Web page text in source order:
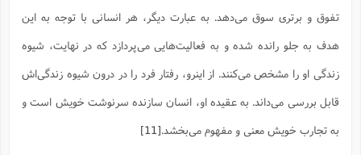
تفوق و برتری سوق می‌دهد. به عبارت دیگر، هر انسانی با توجه به این
هدف به جلو رانده شده و به فعالیت‌هایی می‌پردازد که در نهایت، شیوه
زندگی او را مشخص می‌کنند. از اینرو، رفتار فرد را در درون شیوه زندگی‌اش
قابل بررسی می‌داند. به عقیده او، انسان سازنده سرنوشت خویش است و
به تجارب خویش معنی و مفهوم می‌بخشد.[11]